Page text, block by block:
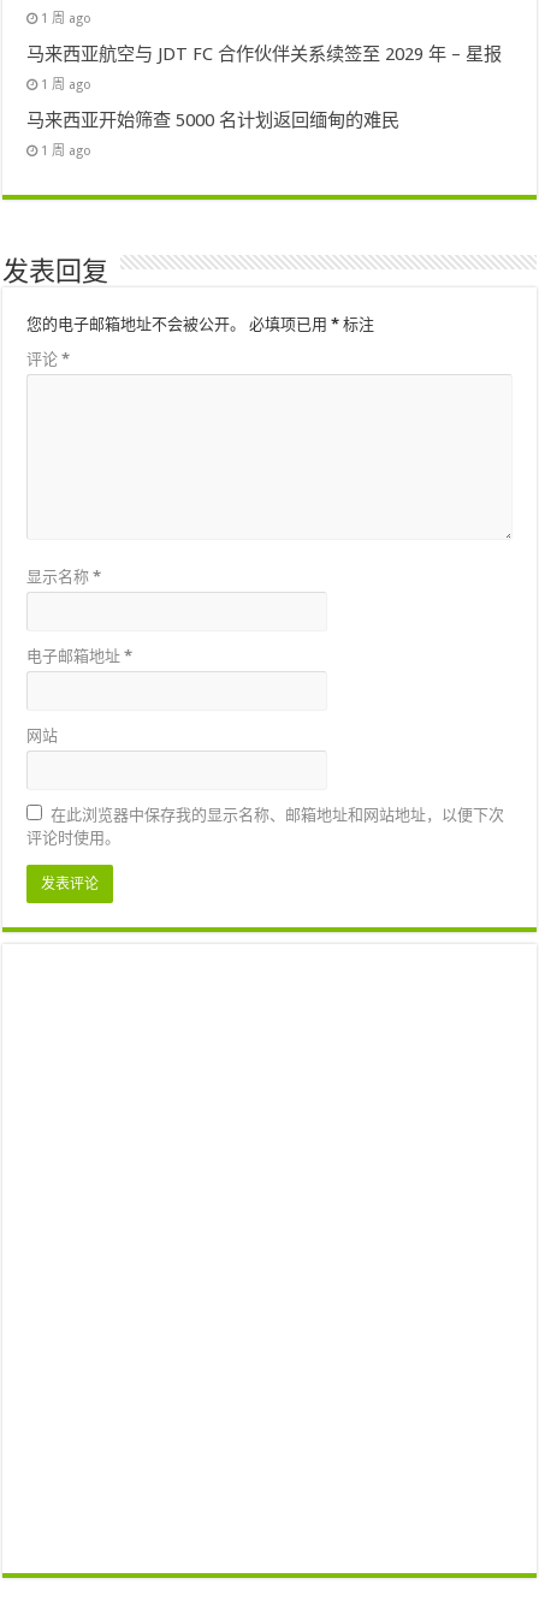
1 周 ago
马来西亚航空与 JDT FC 合作伙伴关系续签至 2029 年 – 星报
1 周 ago
马来西亚开始筛查 5000 名计划返回缅甸的难民
1 周 ago
发表回复
您的电子邮箱地址不会被公开。 必填项已用* 标注
评论*
显示名称*
电子邮箱地址*
网站
在此浏览器中保存我的显示名称、邮箱地址和网站地址，以便下次
评论时使用。